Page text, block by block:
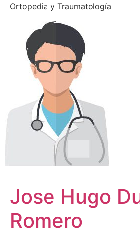
Ortopedia y Traumatología
Jose Hugo
Romero